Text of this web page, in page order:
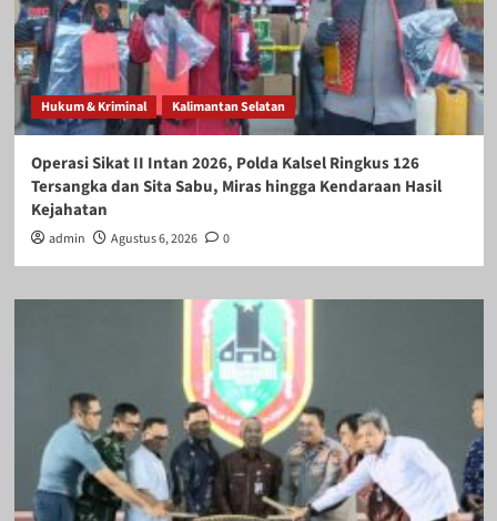
Hukum & Kriminal Kalimantan Selatan
Operasi Sikat II Intan 2026, Polda Kalsel Ringkus 126
Tersangka dan Sita Sabu, Miras hingga Kendaraan Hasil
Kejahatan
admin Agustus 6, 2026 0